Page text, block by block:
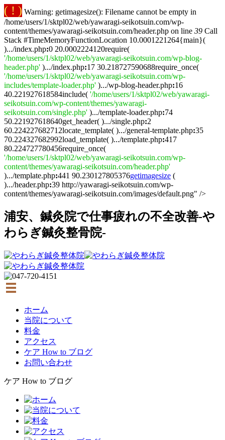
( ! ) Warning: getimagesize(): Filename cannot be empty in
/home/users/1/sktpl02/web/yawaragi-seikotsuin.com/wp-
content/themes/yawaragi-seikotsuin.com/header.php on line 39 Call
Stack #TimeMemoryFunctionLocation 10.0001221264{main}(
).../index.php:0 20.0002224120require(
'/home/users/1/sktpl02/web/yawaragi-seikotsuin.com/wp-blog-
header.php' ).../index.php:17 30.218727590688require_once(
'/home/users/1/sktpl02/web/yawaragi-seikotsuin.com/wp-
includes/template-loader.php' ).../wp-blog-header.php:16
40.221927618584include( '/home/users/1/sktpl02/web/yawaragi-
seikotsuin.com/wp-content/themes/yawaragi-
seikotsuin.com/single.php' ).../template-loader.php:74
50.221927618640get_header( ).../single.php:2
60.224227682712locate_template( ).../general-template.php:35
70.224327682992load_template( ).../template.php:417
80.224727780456require_once(
'/home/users/1/sktpl02/web/yawaragi-seikotsuin.com/wp-
content/themes/yawaragi-seikotsuin.com/header.php'
).../template.php:441 90.230127805376getimagesize (
).../header.php:39 http://yawaragi-seikotsuin.com/wp-
content/themes/yawaragi-seikotsuin.com/images/default.png" />
浦安、鍼灸院で仕事疲れの不全改善-や
わらぎ鍼灸整骨院-
ホーム
当院について
料金
アクセス
ケア How to ブログ
お問い合わせ
ケア How to ブログ